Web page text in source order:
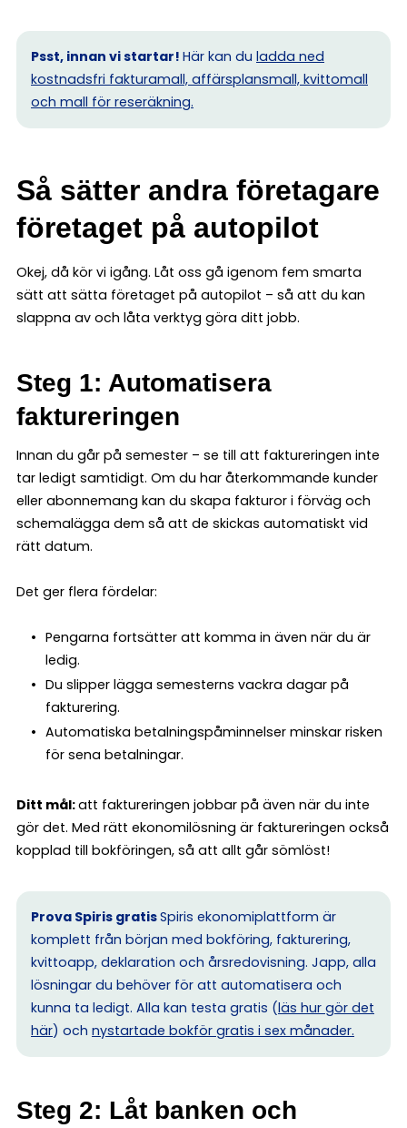
Psst, innan vi startar! Här kan du ladda ned
kostnadsfri fakturamall, affärsplansmall, kvittomall
och mall för reseräkning.
Så sätter andra företagare
företaget på autopilot
Okej, då kör vi igång. Låt oss gå igenom fem smarta
sätt att sätta företaget på autopilot – så att du kan
slappna av och låta verktyg göra ditt jobb.
Steg 1: Automatisera
faktureringen
Innan du går på semester – se till att faktureringen inte
tar ledigt samtidigt. Om du har återkommande kunder
eller abonnemang kan du skapa fakturor i förväg och
schemalägga dem så att de skickas automatiskt vid
rätt datum.
Det ger flera fördelar:
Pengarna fortsätter att komma in även när du är
ledig.
Du slipper lägga semesterns vackra dagar på
fakturering.
Automatiska betalningspåminnelser minskar risken
för sena betalningar.
Ditt mål:att faktureringen jobbar på även när du inte
gör det. Med rätt ekonomilösning är faktureringen också
kopplad till bokföringen, så att allt går sömlöst!
Prova Spiris gratisSpiris ekonomiplattform är
komplett från början med bokföring, fakturering,
kvittoapp, deklaration och årsredovisning. Japp, alla
lösningar du behöver för att automatisera och
kunna ta ledigt. Alla kan testa gratis (läs hur gör det
här) och nystartade bokför gratis i sex månader.
Steg 2: Låt banken och